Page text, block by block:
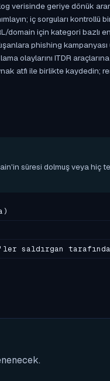
verisinde geriye dönük
iç sorguları kontrollü
için kategori bazlı
phishing
olaylarını ITDR
atfı ile birlikte kaydedin;
süresi dolmuş veya hiç
saldırgan